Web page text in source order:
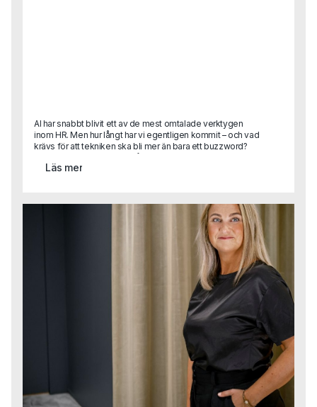
AI har snabbt blivit ett av de mest omtalade verktygen
inom HR. Men hur långt har vi egentligen kommit – och vad
krävs för att tekniken ska bli mer än bara ett buzzword?
internationella organisationer, har lett globala strategier,
AI kan frigöra tid, förbättra beslutsstöd och skapa
mervärde inom HR, men också vilka kulturella, tekniska
och organisatoriska hinder som ofta bromsar
utvecklingen.Vad gör man när AI-lösningen inte passar in i
verkligheten?Hur säkrar man tillit, kvalitet och tydliga mål i
Läs mer